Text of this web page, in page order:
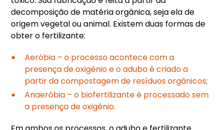
decomposição de matéria orgânica, seja ela de
origem vegetal ou animal. Existem duas formas de
obter o fertilizante:
Aeróbia – o processo acontece com a
presença de oxigênio e o adubo é criado a
partir da compostagem de resíduos orgânicos;
Anaeróbia – o biofertilizante é processado sem
a presença de oxigênio.